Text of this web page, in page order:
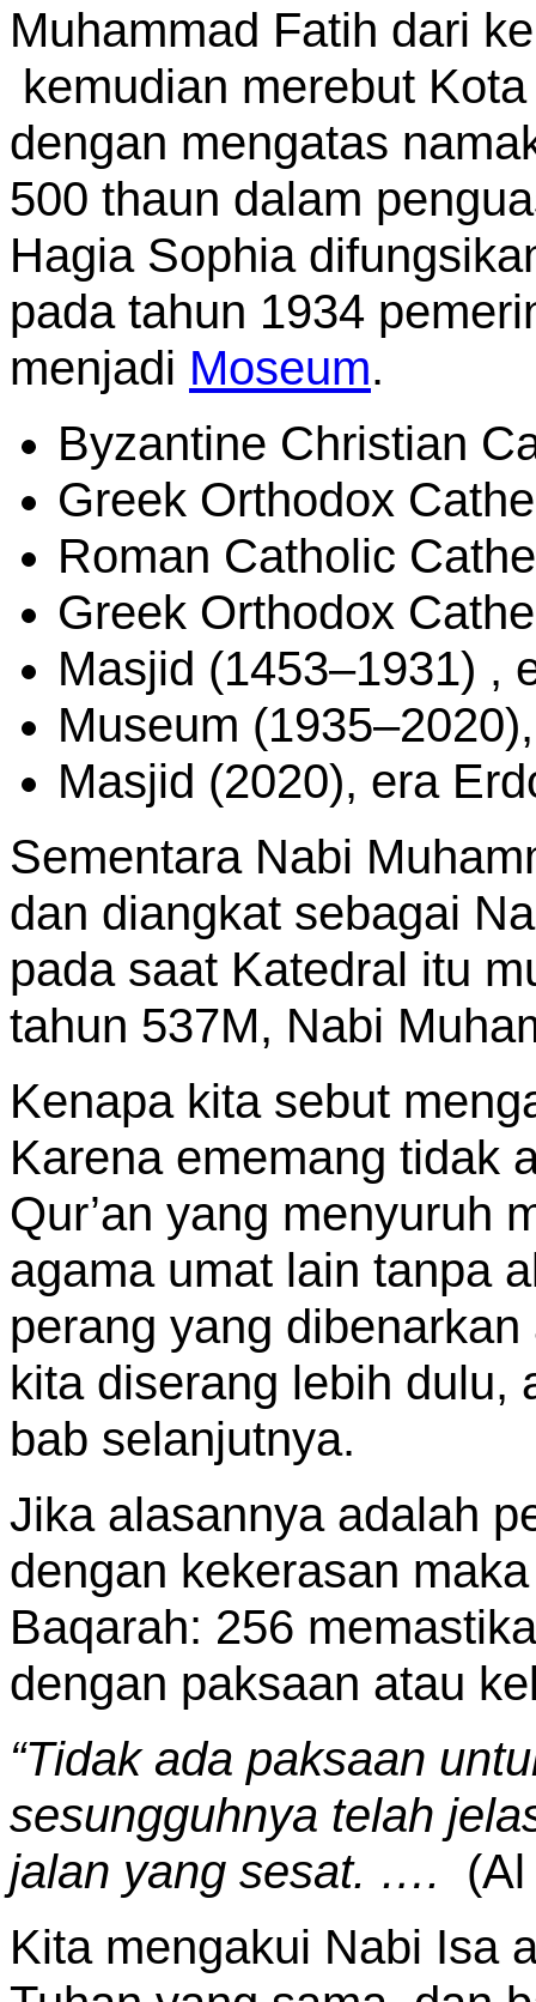
Muhammad Fatih dari
kemudian merebut
dengan mengatas
500 thaun dalam
Hagia Sophia
pada tahun 1934
menjadi Moseum.
Byzantine Christian
Greek Orthodox
Roman Catholic
Greek Orthodox
Masjid (1453–1931) ,
Museum
Masjid (2020), era
Sementara Nabi
dan diangkat sebagai
pada saat Katedral itu
tahun 537M, Nabi
Kenapa kita sebut
Karena ememang tidak
Qur’an yang menyuruh
agama umat lain tanpa
perang yang
kita diserang lebih dulu,
bab selanjutnya.
Jika alasannya adalah
dengan kekerasan
Baqarah: 256
dengan paksaan atau
“Tidak ada paksaan
sesungguhnya telah
jalan yang sesat. ….
Kita mengakui Nabi Isa